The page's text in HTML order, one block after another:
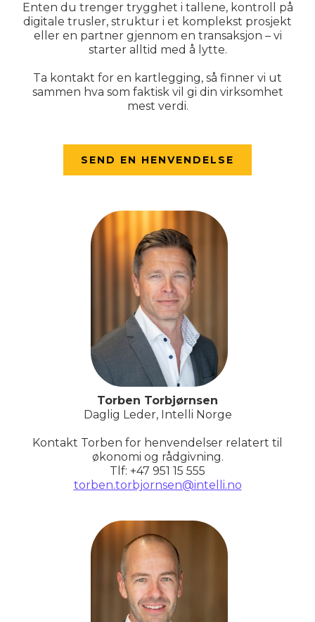
Enten du trenger trygghet i tallene, kontroll på
digitale trusler, struktur i et komplekst prosjekt
eller en partner gjennom en transaksjon – vi
starter alltid med å lytte.
Ta kontakt for en kartlegging, så finner vi ut
sammen hva som faktisk vil gi din virksomhet
mest verdi.
SEND EN HENVENDELSE
Torben Torbjørnsen
Daglig Leder, Intelli Norge
Kontakt Torben for henvendelser relatert til
økonomi og rådgivning.
Tlf: +47 951 15 555
torben.torbjornsen@intelli.no